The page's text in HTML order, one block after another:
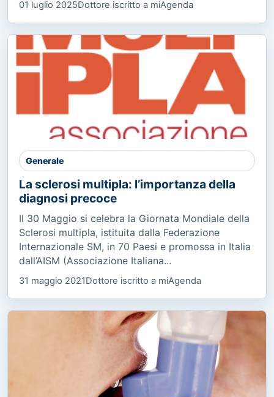
01 luglio 2025Dottore iscritto a miAgenda
Generale
La sclerosi multipla: l’importanza della
diagnosi precoce
Il 30 Maggio si celebra la Giornata Mondiale della
Sclerosi multipla, istituita dalla Federazione
Internazionale SM, in 70 Paesi e promossa in Italia
dall’AISM (Associazione Italiana...
31 maggio 2021Dottore iscritto a miAgenda